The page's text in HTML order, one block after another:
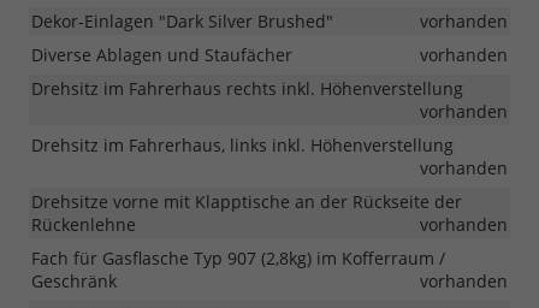
2026
Dekor-Einlagen "Dark Silver Brushed"
vorhanden
Diverse Ablagen und Staufächer
vorhanden
Drehsitz im Fahrerhaus rechts inkl. Höhenverstellung
vorhanden
Drehsitz im Fahrerhaus, links inkl. Höhenverstellung
vorhanden
Drehsitze vorne mit Klapptische an der Rückseite der
Rückenlehne
vorhanden
Fach für Gasflasche Typ 907 (2,8kg) im Kofferraum /
Geschränk
vorhanden